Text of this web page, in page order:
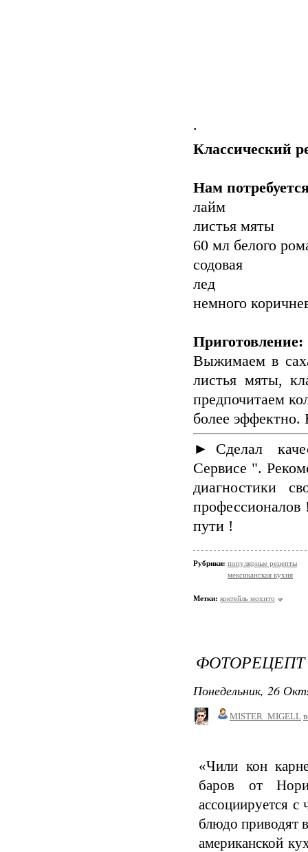
.
Классический
Нам
лайм
листья мяты
60 мл белого
содовая
лед
немного
Приготовление:
Выжимаем в
листья мяты,
предпочитаем
более эффектно.
► Сделал
Сервисе ".
диагностики
пути !
Рубрики: популярные рецепты
мексиканская кухня
Метки: коктейль мохито
Понедельник, 26
MISTER_MIGELL
«Чили кон
баров от
ассоциируется
блюдо приводят
американской